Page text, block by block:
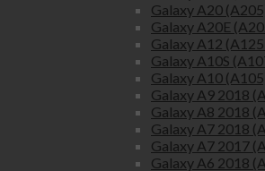
Galaxy A20
Galaxy A20E
Galaxy A12
Galaxy A10S
Galaxy A10
Galaxy A9 2018
Galaxy A8 2018
Galaxy A7 2018
Galaxy A7 2017
Galaxy A6 2018